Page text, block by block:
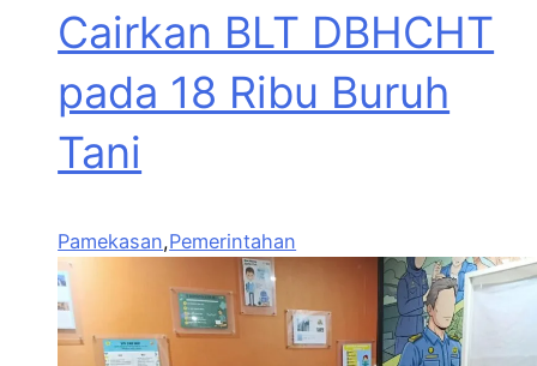
Cairkan BLT DBHCHT
pada 18 Ribu Buruh
Tani
Pamekasan,Pemerintahan